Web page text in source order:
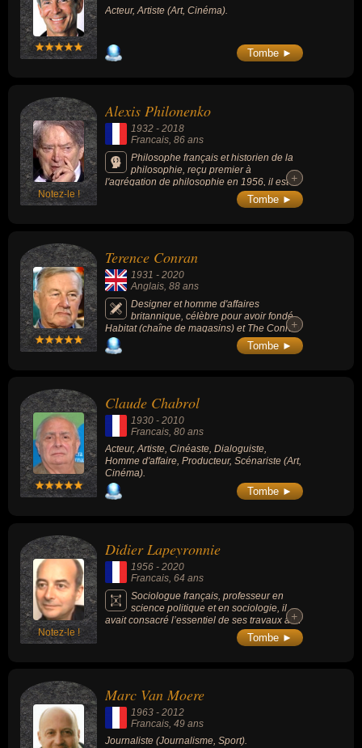
Acteur, Artiste (Art, Cinéma).
Tombe ►
Notez-le !
Alexis Philonenko
1932 - 2018
Francais, 86 ans
Philosophe français et historien de la
philosophie, reçu premier à
l'agrégation de philosophie en 1956, il est
professeur émérite à l’université de Caen,
Genève et Rouen. Spécialiste de
+
+
Tombe ►
Terence Conran
1931 - 2020
Anglais , 88 ans
Designer et homme d'affaires
britannique, célèbre pour avoir fondé
Habitat (chaîne de magasins) et The Conran
Shop (enseigne de design et décoration
d'intérieur), mais également le Design
vestimentaire, mobilier et architecture).
+
+
Tombe ►
Claude Chabrol
1930 - 2010
Francais, 80 ans
Acteur, Artiste, Cinéaste, Dialoguiste,
Homme d'affaire, Producteur, Scénariste (Art,
Cinéma).
Tombe ►
Notez-le !
Didier Lapeyronnie
1956 - 2020
Francais , 64 ans
Sociologue français, professeur en
science politique et en sociologie, il
avait consacré l’essentiel de ses travaux aux
quartiers périphériques et à l’étude de la
formation des ghettos urbains.
+
+
Tombe ►
Marc Van Moere
1963 - 2012
Francais, 49 ans
Journaliste (Journalisme, Sport).